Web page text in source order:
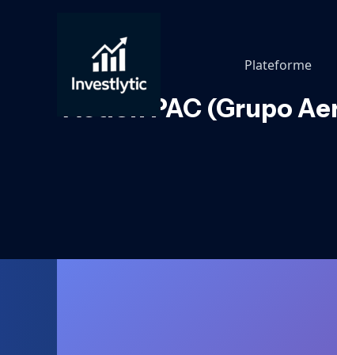
Plateforme
Action PAC (Grupo